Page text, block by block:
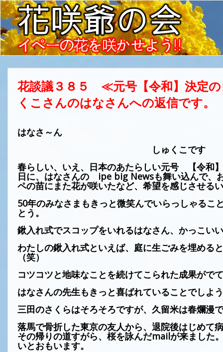
花談議３８５ ≪元号【令和】決定
くこさんのはなさんへの返信です。
はなさ～ん
しゅくこです
春らしい、いえ、日本のあたらしい元号 【令和】
日に、はなさんの ipe big Newsも舞い込んで、
ペの苗にまた花が咲いたなど、希望を感じさせる
50年のみなさまもきっと微笑んでいらっしゃるこ
とう。
鍬入れ式でスコップをいれるはなさん、かっこい
わたしの鍬入れ式といえば、庭に生ごみを埋める
（笑）
コツコツと地味なことを続けてこられた成果がで
はなさんの先生もきっと喜ばれていることでしよ
三田のさくらはそろそろですが、久留米は春爛漫
落馬で骨折した東京の友人から、退院後はじめて
その帰りの道すがら、桜を詠んだmailが来ました
いとおもいます。